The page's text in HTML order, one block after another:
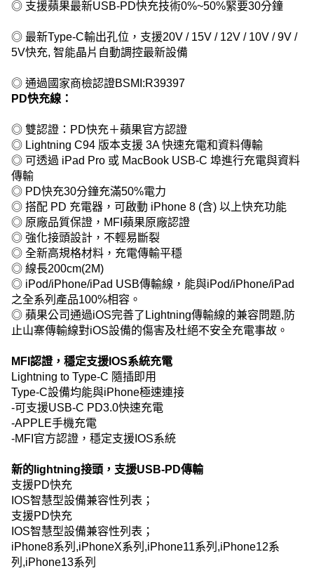
◎ 支援蘋果最新USB-PD快充技術0%~50%緊要30分鐘
◎ 最新Type-C輸出孔位，支援20V / 15V / 12V / 10V / 9V /
5V快充, 智能晶片自動調控最新設備
◎ 通過國家商檢認證BSMI:R39397
PD快充線：
◎ 雙認證：PD快充＋蘋果官方認證
◎ Lightning C94 版本支援 3A 快速充電和資料傳輸
◎ 可透過 iPad Pro 或 MacBook USB-C 埠進行充電與資料
傳輸
◎ PD快充30分鐘充滿50%電力
◎ 搭配 PD 充電器，可啟動 iPhone 8 (含) 以上快充功能
◎ 原廠品質保證，MFI蘋果原廠認證
◎ 強化接頭設計，不輕易斷裂
◎ 全新高規格材料，充電傳輸平穩
◎ 線長200cm(2M)
◎ iPod/iPhone/iPad USB傳輸線，能與iPod/iPhone/iPad
之全系列產品100%相容。
◎ 蘋果公司通過iOS完善了Lightning傳輸線的兼容問題,防
止山寨傳輸線對iOS設備的傷害及杜絕不安全充電事故。
MFI認證，穩定支援IOS系統充電
Lightning to Type-C 隨插即用
Type-C設備均能與iPhone極速連接
-可支援USB-C PD3.0快速充電
-APPLE手機充電
-MFI官方認證，穩定支援IOS系統
新的lightning接頭，支援USB-PD傳輸
支援PD快充
IOS智慧型設備兼容性列表；
支援PD快充
IOS智慧型設備兼容性列表；
iPhone8系列,iPhoneX系列,iPhone11系列,iPhone12系
列,iPhone13系列